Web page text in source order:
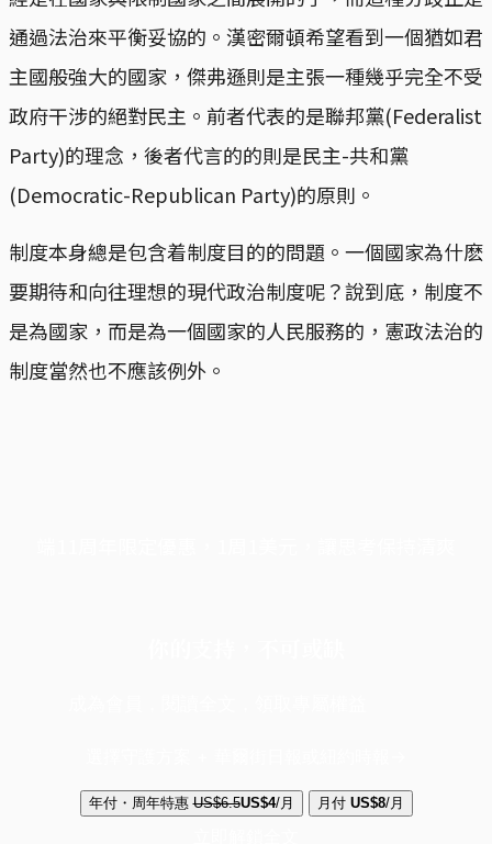
通過法治來平衡妥協的。漢密爾頓希望看到一個猶如君
主國般強大的國家，傑弗遜則是主張一種幾乎完全不受
政府干涉的絕對民主。前者代表的是聯邦黨(Federalist
Party)的理念，後者代言的的則是民主-共和黨
(Democratic-Republican Party)的原則。
制度本身總是包含着制度目的的問題。一個國家為什麽
要期待和向往理想的現代政治制度呢？說到底，制度不
是為國家，而是為一個國家的人民服務的，憲政法治的
制度當然也不應該例外。
年付・周年特惠 US$6.5US$4/月 月付 US$8/月